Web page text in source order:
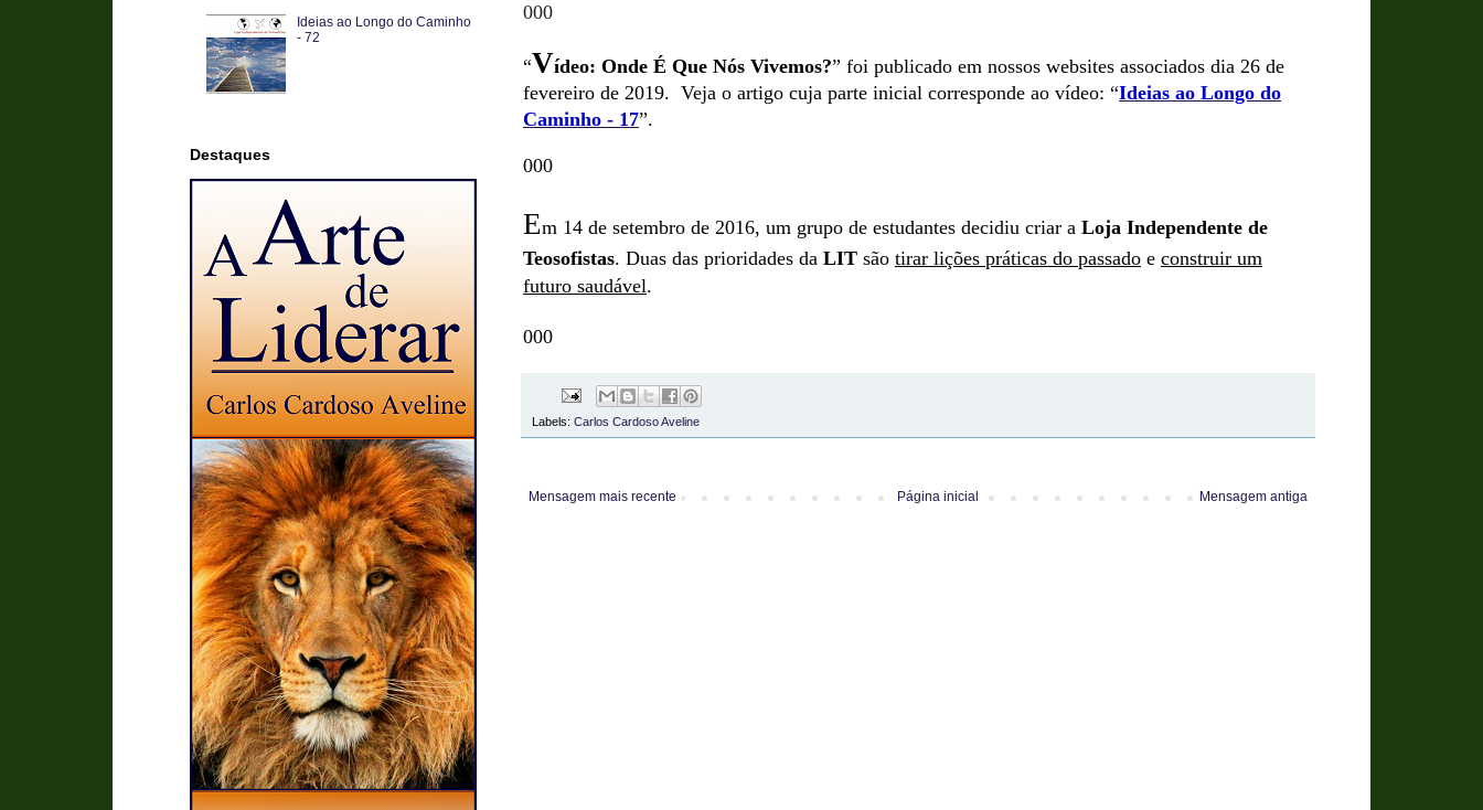
000
“Vídeo: Onde É Que Nós Vivemos?” foi publicado em nossos websites associados dia 26 de
fevereiro de 2019. Veja o artigo cuja parte inicial corresponde ao vídeo: “Ideias ao Longo do
Caminho - 17”.
000
Em 14 de setembro de 2016, um grupo de estudantes decidiu criar a Loja Independente de
Teosofistas. Duas das prioridades da LIT são tirar lições práticas do passado e construir um
futuro saudável.
000
Labels: Carlos Cardoso Aveline
Mensagem mais recente Mensagem antiga
Página inicial
Ideias ao Longo do Caminho
- 72
Destaques